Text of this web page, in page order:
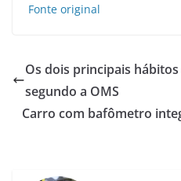
Fonte original
Os dois principais
segundo a OMS
Carro com bafômetro